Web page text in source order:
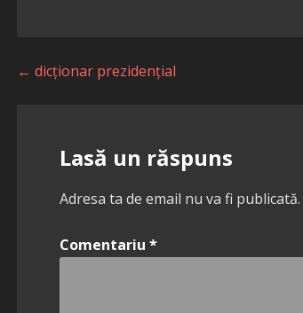
Navigare
articole
← dicționar prezidențial
Lasă un răspuns
Adresa ta de email nu va fi publicată.
Comentariu *